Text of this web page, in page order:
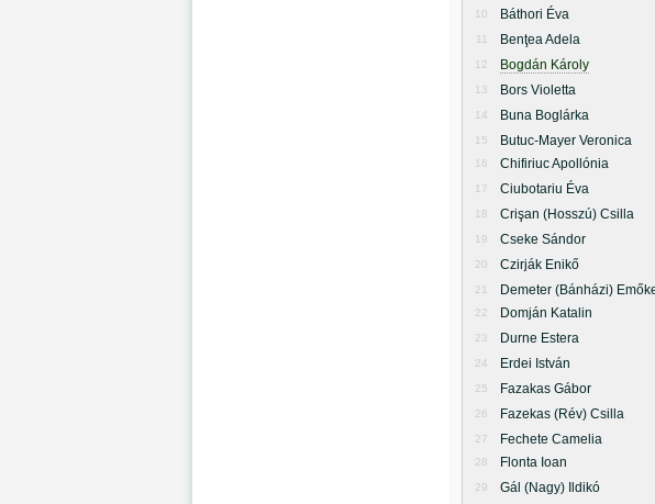
10 Báthori Éva
11 Benţea Adela
12 Bogdán Károly
13 Bors Violetta
14 Buna Boglárka
15 Butuc-Mayer Veronica
16 Chifiriuc Apollónia
17 Ciubotariu Éva
18 Crişan (Hosszú) Csilla
19 Cseke Sándor
20 Czirják Enikő
21 Demeter (Bánházi)
22 Domján Katalin
23 Durne Estera
24 Erdei István
25 Fazakas Gábor
26 Fazekas (Rév) Csilla
27 Fechete Camelia
28 Flonta Ioan
29 Gál (Nagy) Ildikó